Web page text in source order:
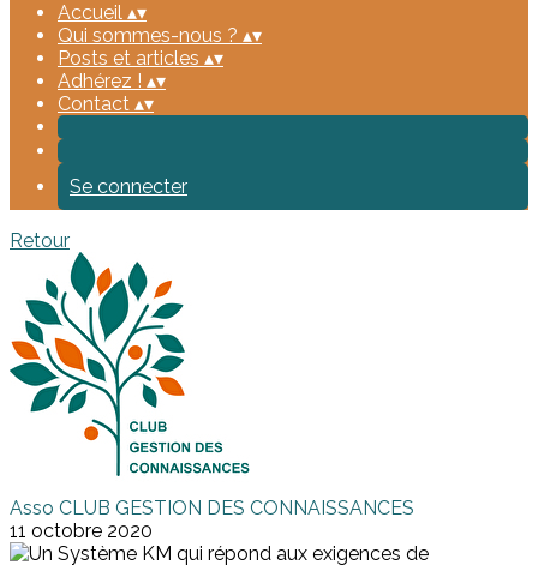
Accueil ▴▾
Qui sommes-nous ? ▴▾
Posts et articles ▴▾
Adhérez ! ▴▾
Contact ▴▾
Se connecter
Retour
Asso CLUB GESTION DES CONNAISSANCES
11 octobre 2020